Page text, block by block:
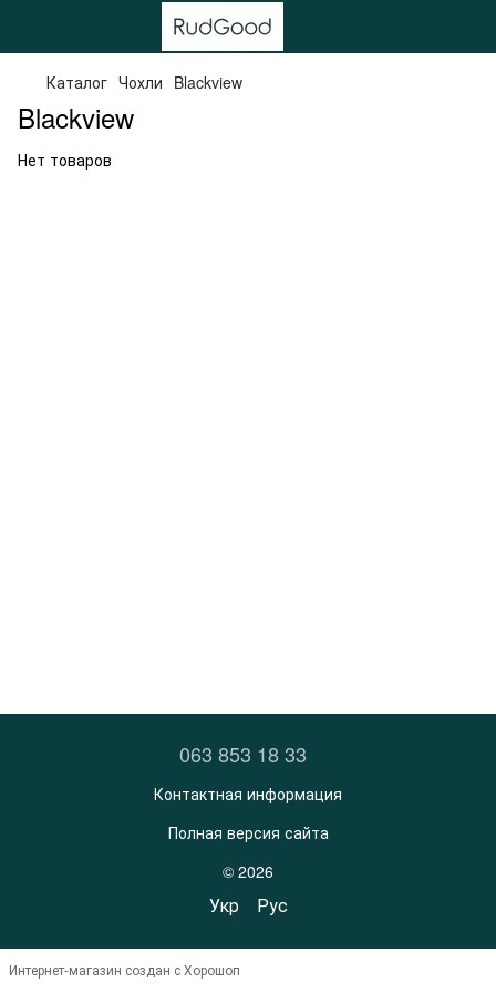
Каталог Чохли Blackview
Blackview
Нет товаров
063 853 18 33
Контактная информация
Полная версия сайта
© 2026
Укр Рус
Интернет-магазин создан с Хорошоп